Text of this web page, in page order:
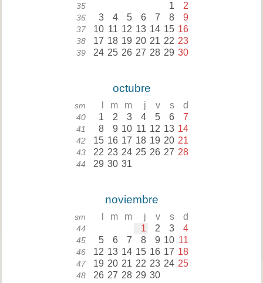
35 1 2
36 3 4 5 6 7 8 9
37 10 11 12 13 14 15 16
38 17 18 19 20 21 22 23
39 24 25 26 27 28 29 30
octubre
sm m m j v s d
40 1 2 3 4 5 6 7
41 8 9 10 11 12 13 14
42 15 16 17 18 19 20 21
43 22 23 24 25 26 27 28
44 29 30 31
noviembre
sm m m j v s d
44 1 2 3 4
45 5 6 7 8 9 10 11
46 12 13 14 15 16 17 18
47 19 20 21 22 23 24 25
48 26 27 28 29 30